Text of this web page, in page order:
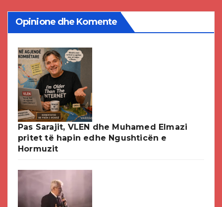
Opinione dhe Komente
Pas Sarajit, VLEN dhe Muhamed Elmazi
pritet të hapin edhe Ngushticën e
Hormuzit